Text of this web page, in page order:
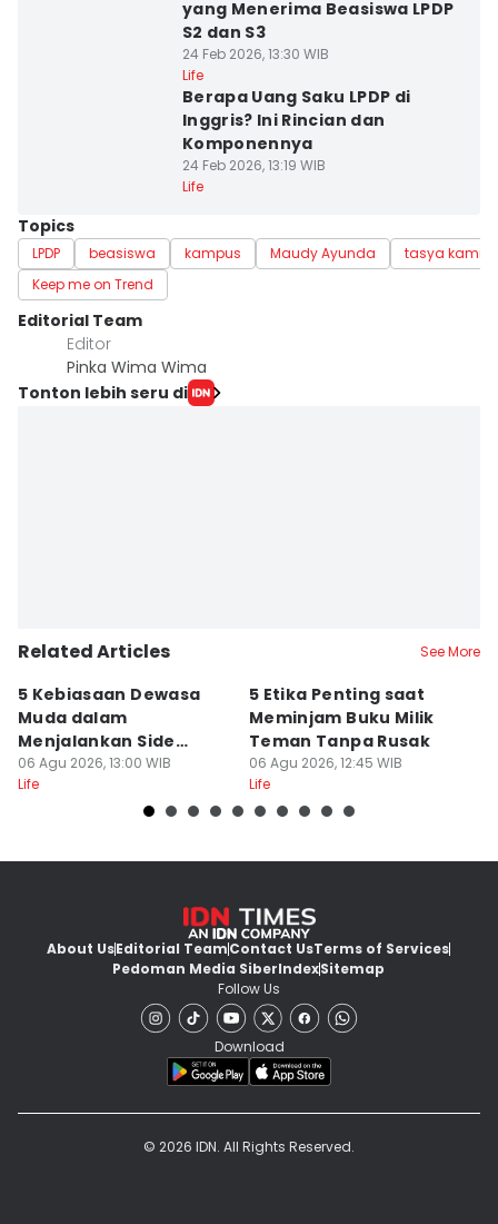
yang Menerima Beasiswa LPDP
S2 dan S3
24 Feb 2026, 13:30 WIB
Life
Berapa Uang Saku LPDP di
Inggris? Ini Rincian dan
Komponennya
24 Feb 2026, 13:19 WIB
Life
Topics
LPDP beasiswa kampus Maudy Ayunda
tasya kamila
Keep me on Trend
Editorial Team
Editor
Pinka Wima Wima
Tonton lebih seru di
Related Articles See More
5 Kebiasaan Dewasa
Muda dalam
Menjalankan Side
Hustle Online, Relate?
06 Agu 2026, 13:00 WIB
Life
5 Etika Penting saat
Meminjam Buku Milik
Teman Tanpa Rusak
06 Agu 2026, 12:45 WIB
Life
About UsEditorial TeamContact UsTerms of Services
Pedoman Media SiberIndexSitemap
Follow Us
Download
© 2026 IDN. All Rights Reserved.